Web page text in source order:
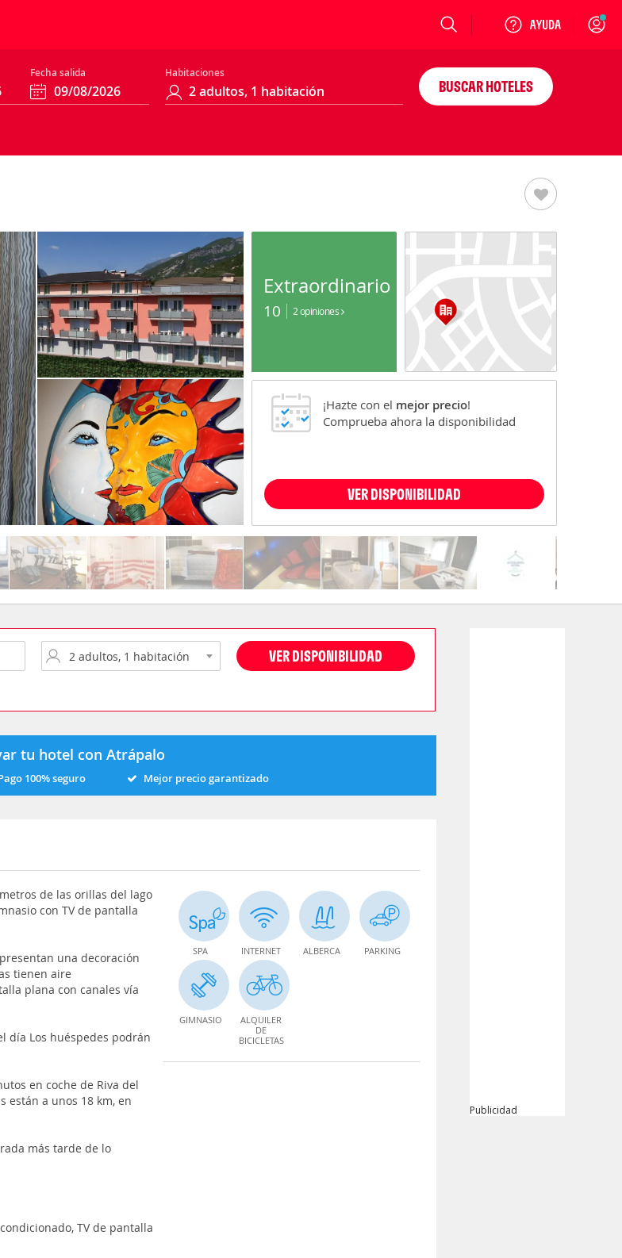
Login
Fecha salida Habitaciones
BUSCAR HOTELES
Extraordinario
10 2 opiniones
¡Hazte con el mejor precio!
Comprueba ahora la disponibilidad
VER DISPONIBILIDAD
VER DISPONIBILIDAD
tu hotel con Atrápalo
100% seguro Mejor precio garantizado
de las orillas del lago
con TV de pantalla
una decoración
tienen aire
plana con canales vía
día Los huéspedes podrán
en coche de Riva del
están a unos 18 km, en
más tarde de lo
TV de pantalla
SPA INTERNET ALBERCA PARKING
GIMNASIO
ALQUILER
DE
BICICLETAS
Publicidad